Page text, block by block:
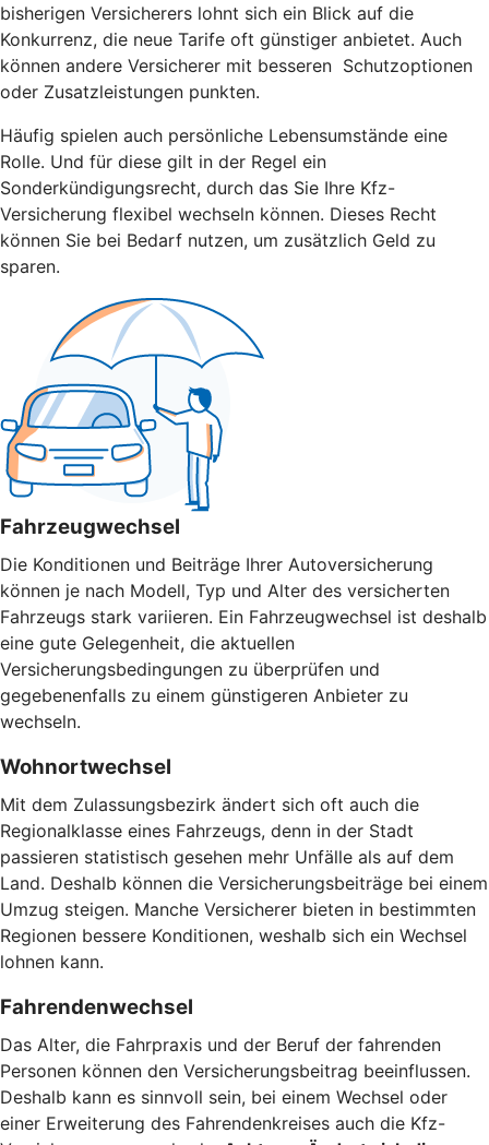
bisherigen Versicherers lohnt sich ein Blick auf die
Konkurrenz, die neue Tarife oft günstiger anbietet. Auch
können andere Versicherer mit besseren Schutzoptionen
oder Zusatzleistungen punkten.
Häufig spielen auch persönliche Lebensumstände eine
Rolle. Und für diese gilt in der Regel ein
Sonderkündigungsrecht, durch das Sie Ihre Kfz-
Versicherung flexibel wechseln können. Dieses Recht
können Sie bei Bedarf nutzen, um zusätzlich Geld zu
sparen.
Fahrzeugwechsel
Die Konditionen und Beiträge Ihrer Autoversicherung
können je nach Modell, Typ und Alter des versicherten
Fahrzeugs stark variieren. Ein Fahrzeugwechsel ist deshalb
eine gute Gelegenheit, die aktuellen
Versicherungsbedingungen zu überprüfen und
gegebenenfalls zu einem günstigeren Anbieter zu
wechseln.
Wohnortwechsel
Mit dem Zulassungsbezirk ändert sich oft auch die
Regionalklasse eines Fahrzeugs, denn in der Stadt
passieren statistisch gesehen mehr Unfälle als auf dem
Land. Deshalb können die Versicherungsbeiträge bei einem
Umzug steigen. Manche Versicherer bieten in bestimmten
Regionen bessere Konditionen, weshalb sich ein Wechsel
lohnen kann.
Fahrendenwechsel
Das Alter, die Fahrpraxis und der Beruf der fahrenden
Personen können den Versicherungsbeitrag beeinflussen.
Deshalb kann es sinnvoll sein, bei einem Wechsel oder
einer Erweiterung des Fahrendenkreises auch die Kfz-